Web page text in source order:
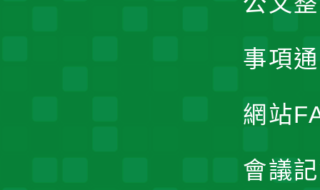
事項
網站
會議